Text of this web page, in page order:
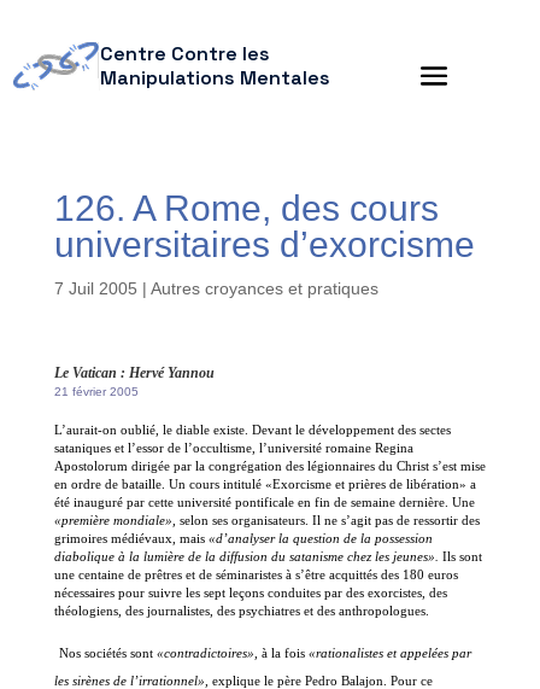
Centre Contre les
Manipulations Mentales
126. A Rome, des cours
universitaires d’exorcisme
7 Juil 2005 | Autres croyances et pratiques
Le Vatican : Hervé Yannou
21 février 2005
L’aurait-on oublié, le diable existe. Devant le développement des sectes
sataniques et l’essor de l’occultisme, l’université romaine Regina
Apostolorum dirigée par la congrégation des légionnaires du Christ s’est mise
en ordre de bataille. Un cours intitulé «Exorcisme et prières de libération» a
été inauguré par cette université pontificale en fin de semaine dernière. Une
«première mondiale», selon ses organisateurs. Il ne s’agit pas de ressortir des
grimoires médiévaux, mais «d’analyser la question de la possession
diabolique à la lumière de la diffusion du satanisme chez les jeunes». Ils sont
une centaine de prêtres et de séminaristes à s’être acquittés des 180 euros
nécessaires pour suivre les sept leçons conduites par des exorcistes, des
théologiens, des journalistes, des psychiatres et des anthropologues.
Nos sociétés sont «contradictoires», à la fois «rationalistes et appelées par
les sirènes de l’irrationnel», explique le père Pedro Balajon. Pour ce